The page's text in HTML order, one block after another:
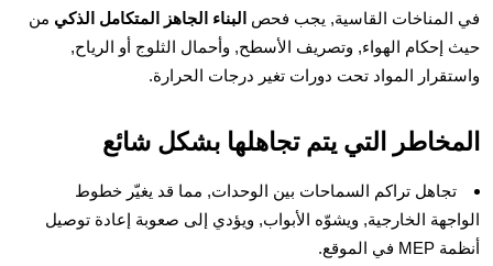
في المناخات القاسية, يجب فحص البناء الجاهز المتكامل الذكي من
حيث إحكام الهواء, وتصريف الأسطح, وأحمال الثلوج أو الرياح,
واستقرار المواد تحت دورات تغير درجات الحرارة.
المخاطر التي يتم تجاهلها بشكل شائع
تجاهل تراكم السماحات بين الوحدات, مما قد يغيّر خطوط
الواجهة الخارجية, ويشوّه الأبواب, ويؤدي إلى صعوبة إعادة توصيل
أنظمة MEP في الموقع.